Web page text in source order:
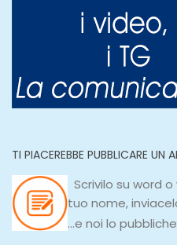
TI PIACEREBBE PUBBLICARE UN
Scrivilo su word o
tuo nome,
...e noi lo